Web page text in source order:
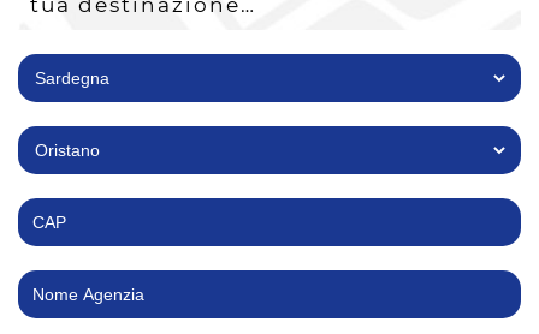
tua destinazione…